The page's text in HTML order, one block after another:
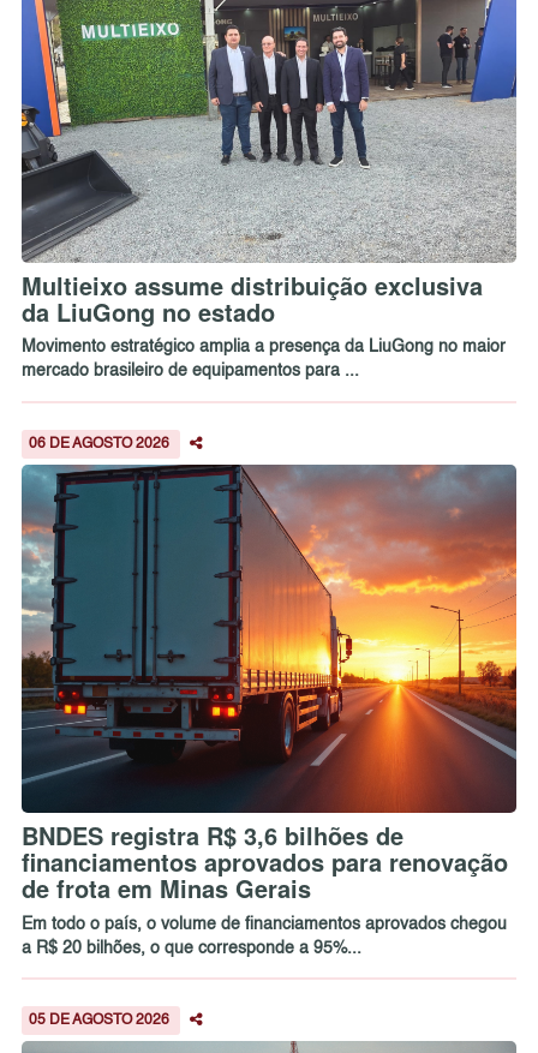
Multieixo assume distribuição exclusiva
da LiuGong no estado
Movimento estratégico amplia a presença da LiuGong no maior
mercado brasileiro de equipamentos para ...
06 DE AGOSTO 2026
BNDES registra R$ 3,6 bilhões de
financiamentos aprovados para renovação
de frota em Minas Gerais
Em todo o país, o volume de financiamentos aprovados chegou
a R$ 20 bilhões, o que corresponde a 95%...
05 DE AGOSTO 2026